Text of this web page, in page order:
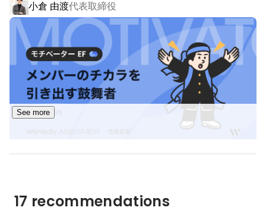
企業・インフルエンサー・一般の方と幅広いお客様のご要
望に合わせてD2C事業で培ったノウハウを提供し、製品製
造後の販売戦略においてもフォローを行っています。
小倉 由渡代表取締役
See more
17 recommendations